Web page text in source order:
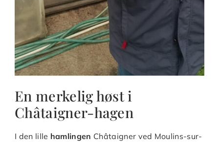
En merkelig høst i
Châtaigner-hagen
I den lille hamlingen Châtaigner ved Moulins-sur-